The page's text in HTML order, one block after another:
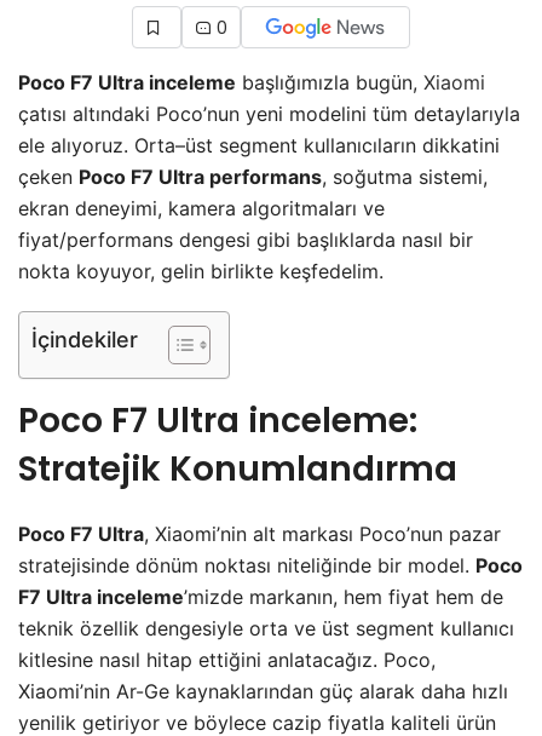
0
Poco F7 Ultra inceleme başlığımızla bugün, Xiaomi
çatısı altındaki Poco’nun yeni modelini tüm detaylarıyla
ele alıyoruz. Orta–üst segment kullanıcıların dikkatini
çeken Poco F7 Ultra performans, soğutma sistemi,
ekran deneyimi, kamera algoritmaları ve
fiyat/performans dengesi gibi başlıklarda nasıl bir
nokta koyuyor, gelin birlikte keşfedelim.
İçindekiler
Poco F7 Ultra inceleme:
Stratejik Konumlandırma
Poco F7 Ultra, Xiaomi’nin alt markası Poco’nun pazar
stratejisinde dönüm noktası niteliğinde bir model. Poco
F7 Ultra inceleme’mizde markanın, hem fiyat hem de
teknik özellik dengesiyle orta ve üst segment kullanıcı
kitlesine nasıl hitap ettiğini anlatacağız. Poco,
Xiaomi’nin Ar-Ge kaynaklarından güç alarak daha hızlı
yenilik getiriyor ve böylece cazip fiyatla kaliteli ürün